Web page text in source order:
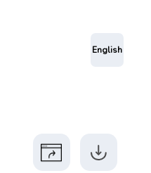
English